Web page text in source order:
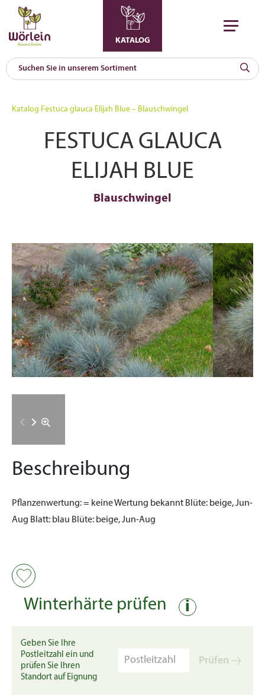
KATALOG
Katalog Festuca glauca Elijah Blue – Blauschwingel
FESTUCA GLAUCA
ELIJAH BLUE
Blauschwingel
Beschreibung
Pflanzenwertung:= keine Wertung bekannt Blüte: beige, Jun-
Aug Blatt: blau Blüte: beige, Jun-Aug
Winterhärte prüfen i
Geben Sie Ihre
Postleitzahl ein und
prüfen Sie Ihren
Standort auf Eignung
Prüfen